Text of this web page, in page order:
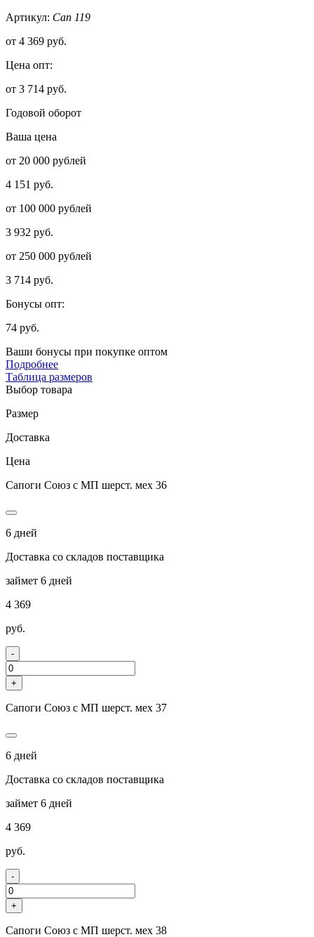
Артикул: Сап 119
от 4 369 руб.
Цена опт:
от 3 714 руб.
Годовой оборот
Ваша цена
от 20 000 рублей
4 151 руб.
от 100 000 рублей
3 932 руб.
от 250 000 рублей
3 714 руб.
Бонусы опт:
74 руб.
Ваши бонусы при покупке оптом
Подробнее
Таблица размеров
Выбор товара
Размер
Доставка
Цена
Сапоги Союз с МП шерст. мех 36
6 дней
Доставка со складов поставщика
займет 6 дней
4 369
руб.
-
+
Сапоги Союз с МП шерст. мех 37
6 дней
Доставка со складов поставщика
займет 6 дней
4 369
руб.
-
+
Сапоги Союз с МП шерст. мех 38